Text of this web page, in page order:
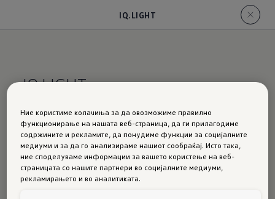
IQ.LIGHT
IQ.LIGHT
Подготвен скорона сè
Уште на прв поглед, новиот ID.7 по желба го
покажува неговото вистински врвно
обележје:иновативниот IQ.LIGHT.Matrix
Ние користиме колачиња за да овозможиме правилно
функционирање на нашата веб-страница, да ги прилагодиме
содржините и рекламите, да понудиме функции за социјалните
медиуми и за да го анализираме нашиот сообраќај. Исто така,
ние споделуваме информации за вашето користење на веб-
страницата со нашите партнери во социјалните медиуми,
рекламирањето и во аналитиката.